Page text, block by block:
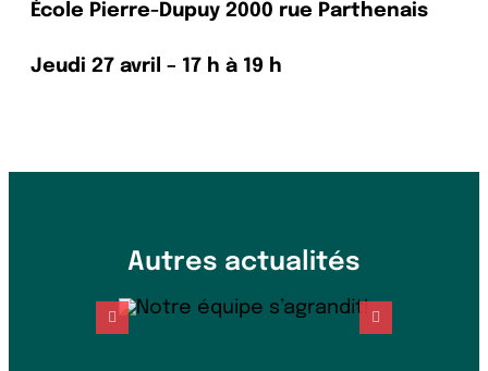
École Pierre-Dupuy 2000 rue Parthenais
Jeudi 27 avril – 17 h à 19 h
Autres actualités